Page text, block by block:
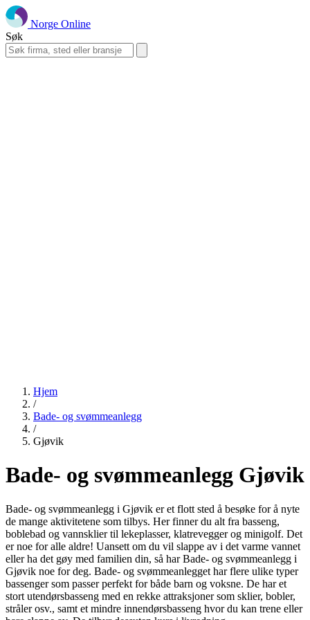
Norge Online
Søk
Hjem
/
Bade- og svømmeanlegg
/
Gjøvik
Bade- og svømmeanlegg Gjøvik
Bade- og svømmeanlegg i Gjøvik er et flott sted å besøke for å nyte
de mange aktivitetene som tilbys. Her finner du alt fra basseng,
boblebad og vannsklier til lekeplasser, klatrevegger og minigolf. Det
er noe for alle aldre! Uansett om du vil slappe av i det varme vannet
eller ha det gøy med familien din, så har Bade- og svømmeanlegg i
Gjøvik noe for deg. Bade- og svømmeanlegget har flere ulike typer
bassenger som passer perfekt for både barn og voksne. De har et
stort utendørsbasseng med en rekke attraksjoner som sklier, bobler,
stråler osv., samt et mindre innendørsbasseng hvor du kan trene eller